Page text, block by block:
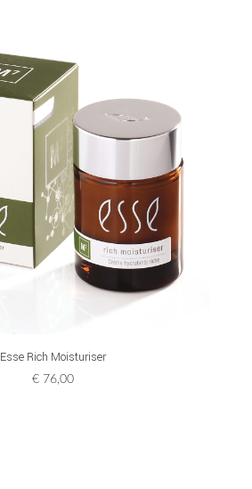
ADD TO CART
Esse Rich Moisturiser
€76,00